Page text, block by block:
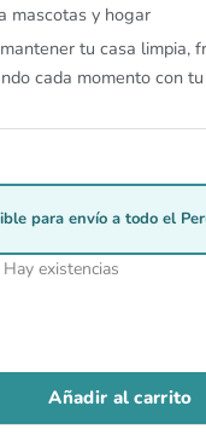
mascotas y hogar
tu casa limpia,
cada momento con
para envío a todo el
Hay existencias
Añadir al carrito